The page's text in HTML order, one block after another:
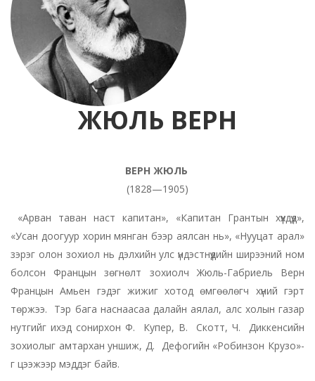
ЖЮЛЬ ВЕРН
ВЕРН ЖЮЛЬ
(1828—1905)
«Арван таван наст капитан», «Капитан Грантын хүүхдүүд»,
«Усан доогуур хорин мянган бээр аялсан нь», «Нууцат арал»
зэрэг олон зохиол нь дэлхийн улс үндэстнүүдийн ширээний ном
болсон Францын зөгнөлт зохиолч Жюль-Габриель Верн
Францын Амьен гэдэг жижиг хотод өмгөөлөгч хүний гэрт
төржээ. Тэр бага наснаасаа далайн аялал, алс холын газар
нутгийг ихэд сонирхон Ф. Купер, В. Скотт, Ч. Диккенсийн
зохиолыг амтархан уншиж, Д. Дефогийн «Робинзон Крузо»-
г цээжээр мэддэг байв.